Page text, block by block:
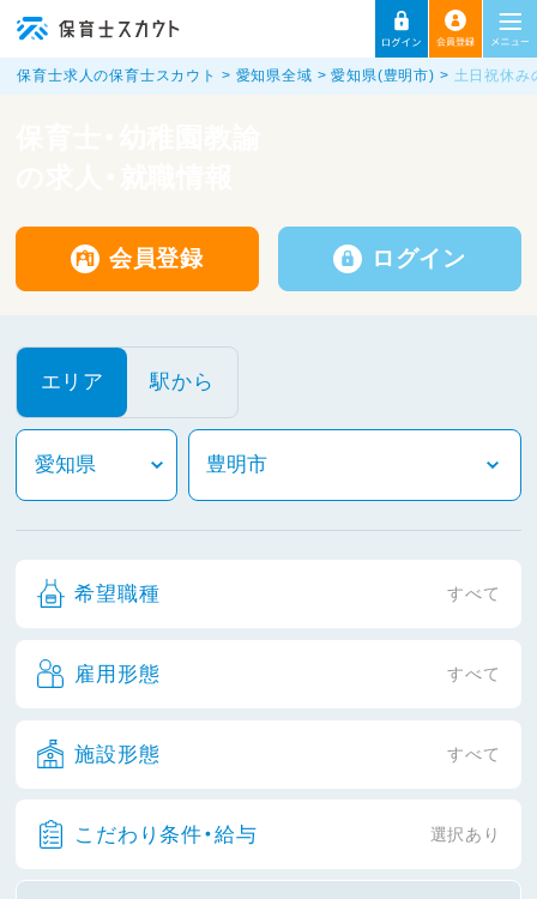
保育士求人の保育士スカウト 愛知県全域 愛知県(豊明市) 土日祝休み
会員登録 ログイン
エリア 駅から
希望職種 すべて
雇用形態 すべて
施設形態 すべて
こだわり条件・給与 選択あり